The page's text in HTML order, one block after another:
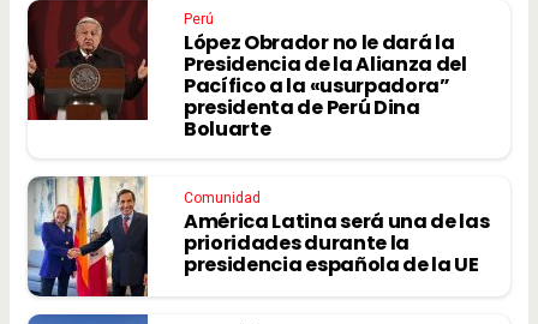
Perú
López Obrador no le dará la
Presidencia de la Alianza del
Pacífico a la «usurpadora”
presidenta de Perú Dina
Boluarte
Comunidad
América Latina será una de las
prioridades durante la
presidencia española de la UE